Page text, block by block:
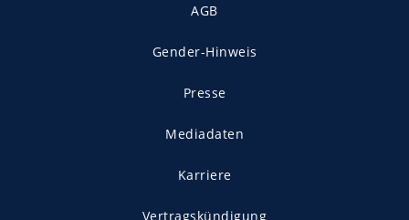
AGB
Gender-Hinweis
Presse
Mediadaten
Karriere
Vertragskündigung